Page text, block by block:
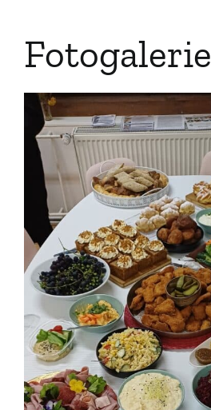
Fotogalerie